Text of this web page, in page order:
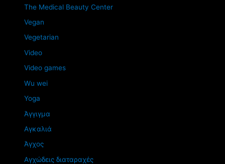
The Medical Beauty Center
Vegan
Vegetarian
Video
Video games
Wu wei
Yoga
Άγγιγμα
Αγκαλιά
Άγχος
Αγχώδεις διαταραχές